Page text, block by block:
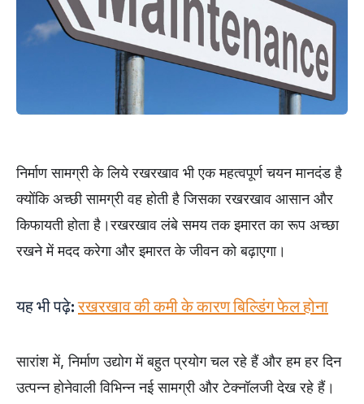
निर्माण सामग्री के लिये रखरखाव भी एक महत्वपूर्ण चयन मानदंड है
क्योंकि अच्छी सामग्री वह होती है जिसका रखरखाव आसान और
किफायती होता है।रखरखाव लंबे समय तक इमारत का रूप अच्छा
रखने में मदद करेगा और इमारत के जीवन को बढ़ाएगा।
यह भी पढ़े:रखरखाव की कमी के कारण बिल्डिंग फेल होना
सारांश में, निर्माण उद्योग में बहुत प्रयोग चल रहे हैं और हम हर दिन
उत्पन्न होनेवाली विभिन्न नई सामग्री और टेक्नॉलजी देख रहे हैं।